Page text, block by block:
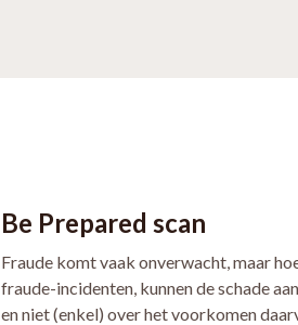
Be Prepared scan
Fraude komt vaak onverwacht, maar
fraude-incidenten, kunnen de schade
en niet (enkel) over het voorkomen